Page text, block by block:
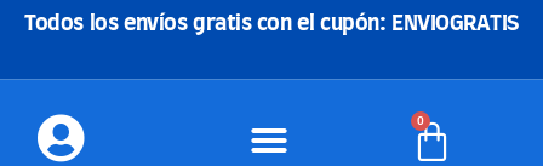
Todos los envíos gratis con el cupón: ENVIOGRATIS
0
Carrito